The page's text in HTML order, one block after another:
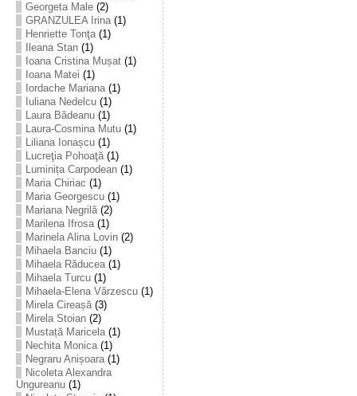
Georgeta Male(2)
GRANZULEA Irina(1)
Henriette Tonţa(1)
Ileana Stan(1)
Ioana Cristina Mușat(1)
Ioana Matei (1)
Iordache Mariana(1)
Iuliana Nedelcu(1)
Laura Bădeanu(1)
Laura-Cosmina Mutu(1)
Liliana Ionașcu(1)
Lucreţia Pohoaţă(1)
Luminița Carpodean(1)
Maria Chiriac (1)
Maria Georgescu(1)
Mariana Negrilă(2)
Marilena Ifrosa(1)
Marinela Alina Lovin(2)
Mihaela Banciu(1)
Mihaela Răducea(1)
Mihaela Turcu(1)
Mihaela-Elena Vărzescu(1)
Mirela Cireașă(3)
Mirela Stoian(2)
Mustață Maricela(1)
Nechita Monica(1)
Negraru Anișoara(1)
Nicoleta Alexandra
Ungureanu(1)